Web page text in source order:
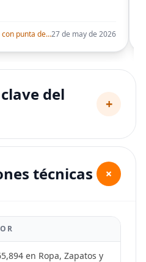
Ohuhu Marcadores de alcohol con punta de pincel – Juego de marcadores artísticos de doble punta con certificación AP para artistas adultos27 de may de 2026
del
+
técnicas +
en Ropa, Zapatos y